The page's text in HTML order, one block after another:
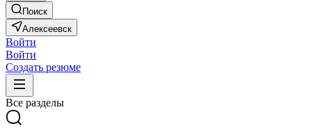
Поиск
Алексеевск
Войти
Войти
Создать резюме
Все разделы